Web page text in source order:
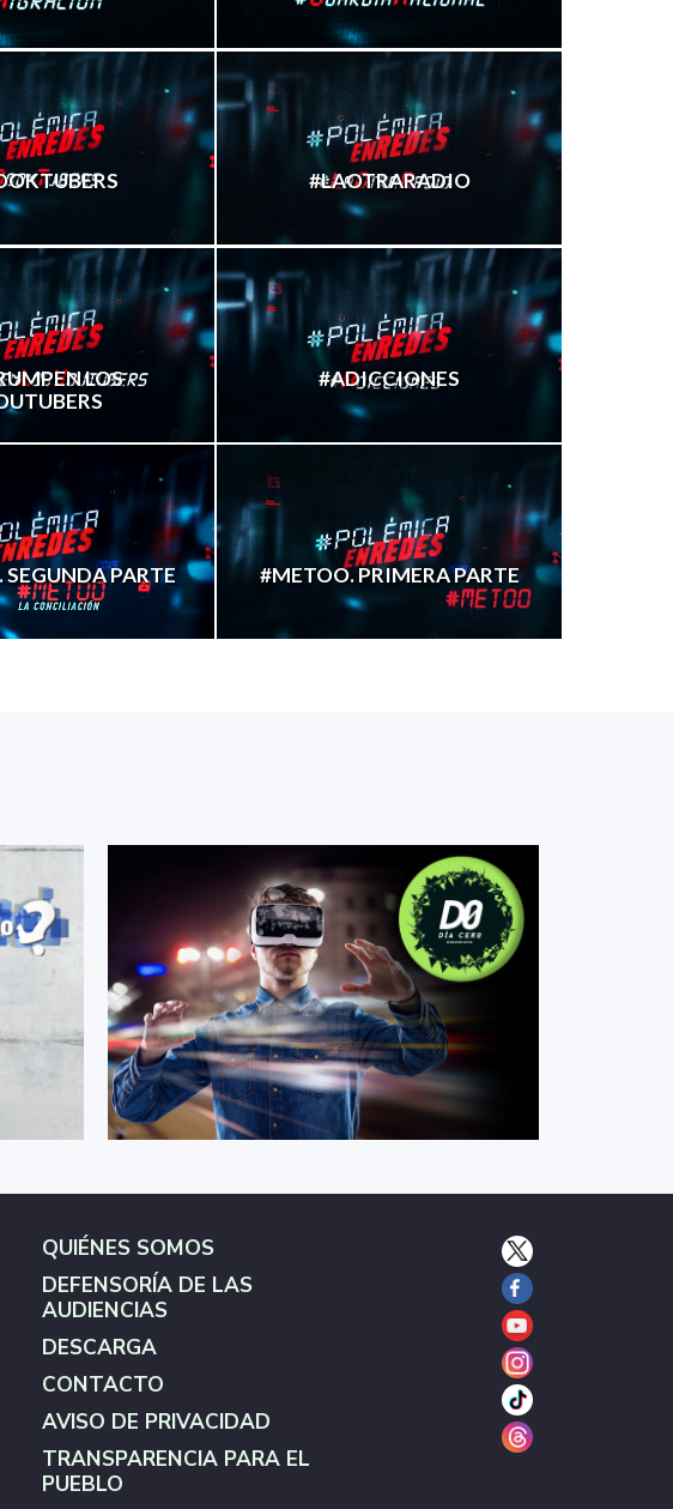
#LAOTRARADIO
LOS
#ADICCIONES
PARTE #METOO. PRIMERA PARTE
QUIÉNES SOMOS
DEFENSORÍA DE LAS
AUDIENCIAS
DESCARGA
CONTACTO
AVISO DE PRIVACIDAD
TRANSPARENCIA PARA EL
PUEBLO